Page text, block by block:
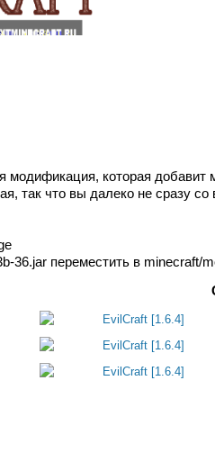
модификация, которая
так что вы далеко не сразу
36.jar переместить в minecraft/